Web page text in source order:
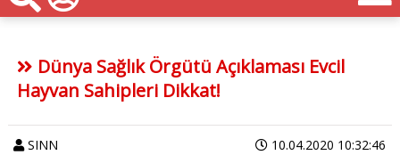
Dünya Sağlık Örgütü Açıklaması Evcil
Hayvan Sahipleri Dikkat!
SINN 10.04.2020 10:32:46